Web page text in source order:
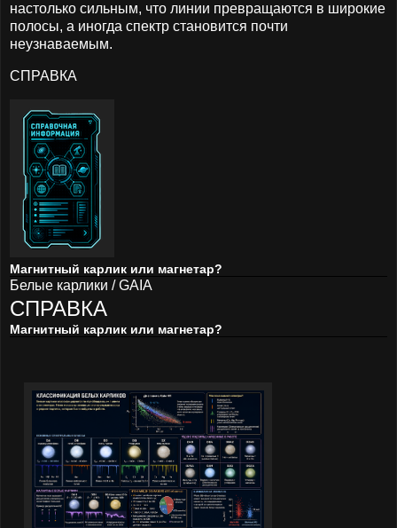
настолько сильным, что линии превращаются в широкие
полосы, а иногда спектр становится почти
неузнаваемым.
СПРАВКА
Магнитный карлик или магнетар?
Белые карлики / GAIA
СПРАВКА
Магнитный карлик или магнетар?